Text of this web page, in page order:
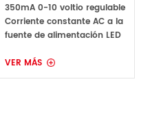
350mA 0-10 voltio regulable
Corriente constante AC a la
fuente de alimentación LED
VER MÁS